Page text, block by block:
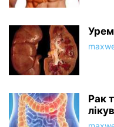
Рак